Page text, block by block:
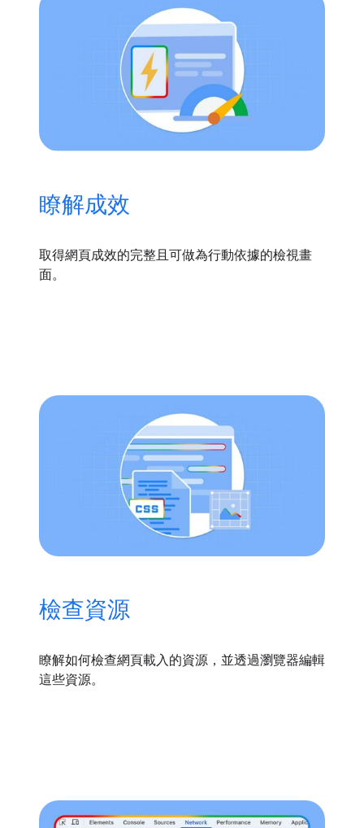
瞭解成效
取得網頁成效的完整且可做為行動依據的檢視畫
面。
檢查資源
瞭解如何檢查網頁載入的資源，並透過瀏覽器編輯
這些資源。